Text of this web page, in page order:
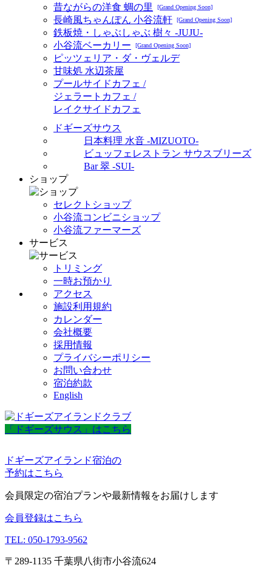
昔ながらの洋食 蜩の里
[Grand Opening Soon]
長崎風ちゃんぽん 小谷流軒 [Grand Opening Soon]
鉄板焼・しゃぶしゃぶ 樹々 -JUJU-
小谷流ベーカリー
[Grand Opening Soon]
ピッツェリア・ダ・ヴェルデ
甘味処 水辺茶屋
プールサイドカフェ /
ジェラートカフェ /
レイクサイドカフェ
ドギーズサウス
日本料理 水音 -MIZUOTO-
ビュッフェレストラン サウスブリーズ
Bar 翠 -SUI-
ショップ
セレクトショップ
小谷流コンビニショップ
小谷流ファーマーズ
サービス
トリミング
一時お預かり
アクセス
施設利用規約
カレンダー
会社概要
採用情報
プライバシーポリシー
お問い合わせ
宿泊約款
English
「ドギーズサウス」はこちら
ドギーズアイランド宿泊の
予約はこちら
会員限定の宿泊プランや最新情報をお届けします
会員登録はこちら
TEL: 050-1793-9562
〒289-1135 千葉県八街市小谷流624